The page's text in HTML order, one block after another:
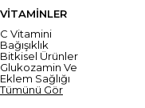
VİTAMİNLER
C Vitamini
Bağışıklık
Bitkisel Ürünler
Glukozamin Ve
Eklem Sağlığı
Tümünü Gör